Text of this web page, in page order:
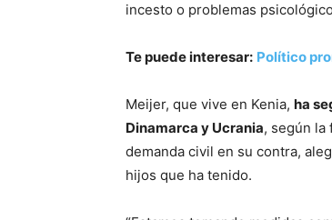
incesto o problemas
Te puede interesar: Político
Meijer, que vive en Kenia, ha
Dinamarca y Ucrania, según la
demanda civil en su contra,
hijos que ha tenido.